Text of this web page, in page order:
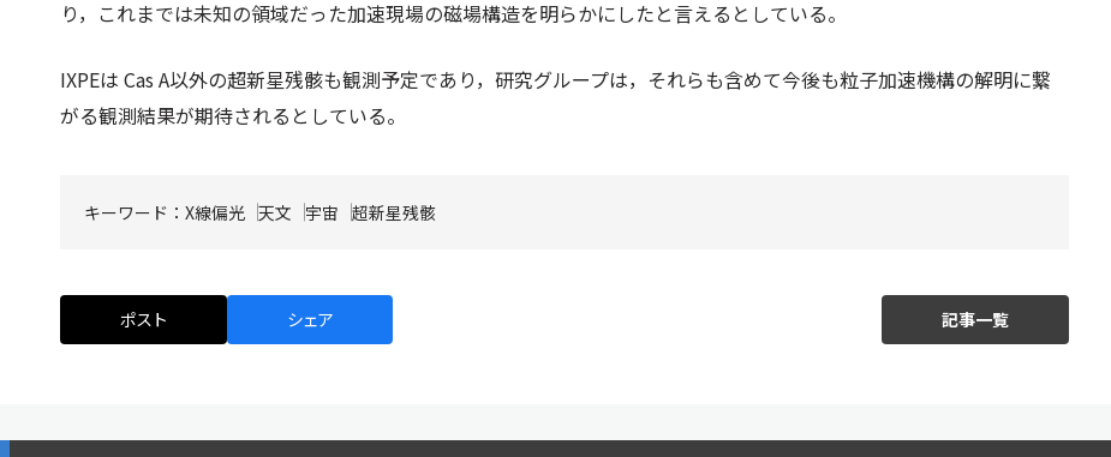
り，これまでは未知の領域だった加速現場の磁場構造を明らかにしたと言えるとしている。
IXPEは Cas A以外の超新星残骸も観測予定であり，研究グループは，それらも含めて今後も粒子加速機構の解明に繋
がる観測結果が期待されるとしている。
キーワード： X線偏光 天文 宇宙 超新星残骸
ポスト シェア 記事一覧